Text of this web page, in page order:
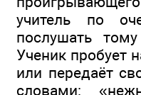
учитель по
послушать
Ученик пробует
или передаёт
словами: